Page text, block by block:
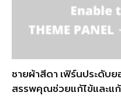
ชายผ้าสีดา เฟิร์นประดับ
สรรพคุณช่วยแก้ไข้และแ